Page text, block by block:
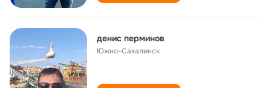
денис перминов
Южно-Сахалинск